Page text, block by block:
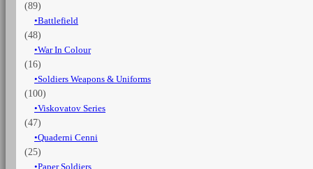
(89)
Battlefield
(48)
War In Colour
(16)
Soldiers Weapons & Uniforms
(100)
Viskovatov Series
(47)
Quaderni Cenni
(25)
Paper Soldiers